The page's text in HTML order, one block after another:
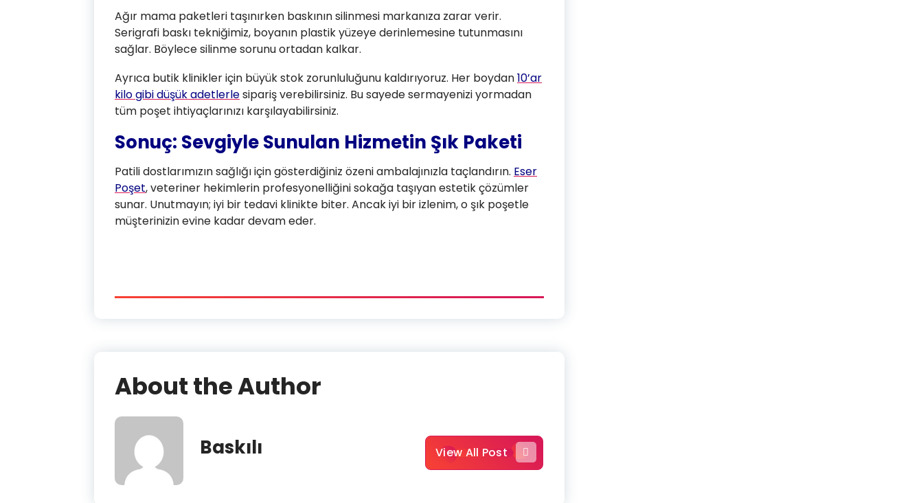
Ağır mama paketleri taşınırken baskının silinmesi markanıza zarar verir.
Serigrafi baskı tekniğimiz, boyanın plastik yüzeye derinlemesine tutunmasını
sağlar. Böylece silinme sorunu ortadan kalkar.
Ayrıca butik klinikler için büyük stok zorunluluğunu kaldırıyoruz. Her boydan10’ar
kilo gibi düşük adetlerlesipariş verebilirsiniz. Bu sayede sermayenizi yormadan
tüm poşet ihtiyaçlarınızı karşılayabilirsiniz.
Sonuç: Sevgiyle Sunulan Hizmetin Şık Paketi
Patili dostlarımızın sağlığı için gösterdiğiniz özeni ambalajınızla taçlandırın. Eser
Poşet, veteriner hekimlerin profesyonelliğini sokağa taşıyan estetik çözümler
sunar. Unutmayın; iyi bir tedavi klinikte biter. Ancak iyi bir izlenim, o şık poşetle
müşterinizin evine kadar devam eder.
About the Author
Baskılı View All Post